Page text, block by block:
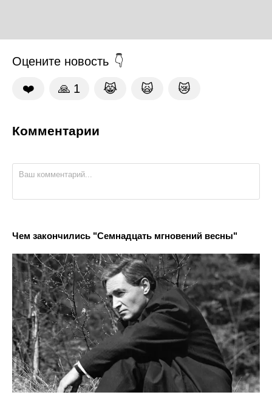
Оцените новость
❤️ 🙏 1 😹 🙀 😿
Комментарии
Чем закончились "Семнадцать мгновений весны"